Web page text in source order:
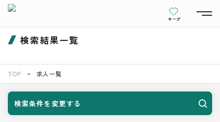
キープ
検索結果一覧
TOP 求人一覧
検索条件を変更する